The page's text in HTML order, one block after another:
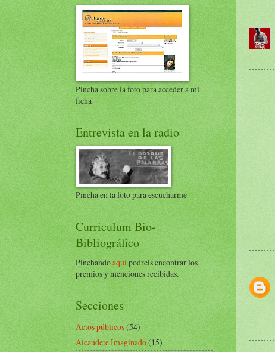
Pincha sobre la foto para acceder a mi
ficha
Entrevista en la radio
Pincha en la foto para escucharme
Curriculum Bio-
Bibliográfico
Pinchandoaquípodreis encontrar los
premios y menciones recibidas.
Secciones
Actos públicos(54)
Alcaudete Imaginado(15)